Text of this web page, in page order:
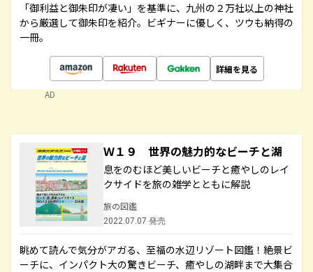
「御利益と御朱印が凄い」を基準に、九州の２万社以上の神社
から厳選して御朱印を紹介。ビギナーに優しく、ツウも納得の
一冊。
詳細を見る
AD
Ｗ１９ 世界の魅力的なビーチと湖
息をのむほど美しいビーチと癒やしのレイ
クサイドを旅の雑学とともに解説
旅の図鑑
2022.07.07 発売
眺めて読んで気分がアガる、至福の水辺リゾート図鑑！絶景ビ
ーチに、インパクト大の驚きビーチ、癒やしの湖畔まで大集合